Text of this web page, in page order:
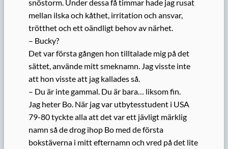
snöstorm. Under dessa få timmar hade jag rusat
mellan ilska och kåthet, irritation och ansvar,
trötthet och ett oändligt behov av närhet.
– Bucky?
Det var första gången hon tilltalade mig på det
sättet, använde mitt smeknamn. Jag visste inte
att hon visste att jag kallades så.
– Du är inte gammal. Du är bara… liksom fin.
Jag heter Bo. När jag var utbytesstudent i USA
79-80 tyckte alla att det var ett jävligt märklig
namn så de drog ihop Bo med de första
bokstäverna i mitt efternamn och vred på det lite